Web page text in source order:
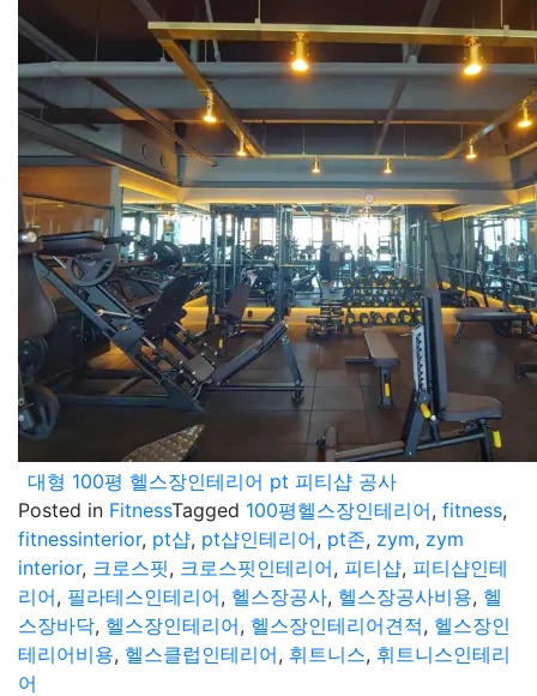
대형 100평 헬스장인테리어 pt 피티샵 공사
Posted in FitnessTagged 100평헬스장인테리어, fitness,
fitnessinterior, pt샵, pt샵인테리어, pt존, zym, zym
interior, 크로스핏, 크로스핏인테리어, 피티샵, 피티샵인테
리어, 필라테스인테리어, 헬스장공사, 헬스장공사비용, 헬
스장바닥, 헬스장인테리어, 헬스장인테리어견적, 헬스장인
테리어비용, 헬스클럽인테리어, 휘트니스, 휘트니스인테리
어